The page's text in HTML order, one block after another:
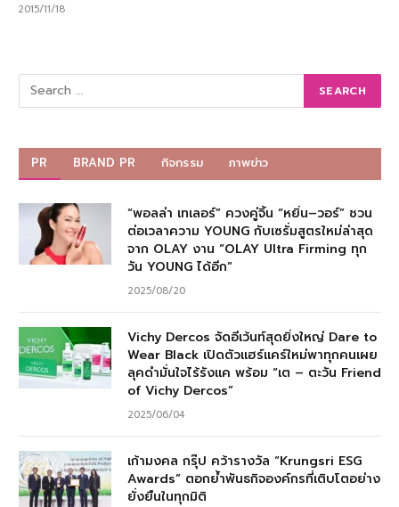
2015/11/18
PR BRAND PR กิจกรรม ภาพข่าว
“พอลล่า เทเลอร์” ควงคู่จิ้น “หยิ่น–วอร์” ชวน
ต่อเวลาความ YOUNG กับเซรั่มสูตรใหม่ล่าสุด
จาก OLAY งาน “OLAY Ultra Firming ทุก
วัน YOUNG ได้อีก”
2025/08/20
Vichy Dercos จัดอีเว้นท์สุดยิ่งใหญ่ Dare to
Wear Black เปิดตัวแฮร์แคร์ใหม่พาทุกคนเผย
ลุคดำมั่นใจไร้รังแค พร้อม “เต – ตะวัน Friend
of Vichy Dercos”
2025/06/04
เก้ามงคล กรุ๊ป คว้ารางวัล “Krungsri ESG
Awards” ตอกย้ำพันธกิจองค์กรที่เติบโตอย่าง
ยั่งยืนในทุกมิติ